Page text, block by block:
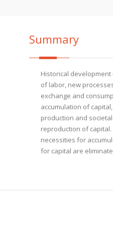
Summary
Historical
of labor, new
exchange and
accumulation of
production and
reproduction of
necessities for
for capital are